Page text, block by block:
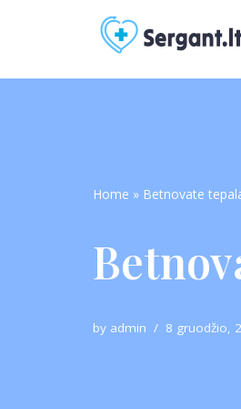
Home » Betnovate
by admin 8 gruodžio,